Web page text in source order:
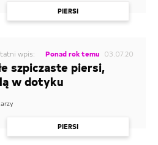
PIERSI
wpis: Ponad rok temu 03.07.20
szpiczaste piersi,
w dotyku
PIERSI